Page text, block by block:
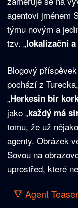
agentovi jménem
týmu novým a
tzv. „lokalizační
Blogový
pochází z
„Herkesin bir
jako „každý má
tomu, že už
agenty. Obrázek
Sovou na
uprostřed, které
🔻 Agent